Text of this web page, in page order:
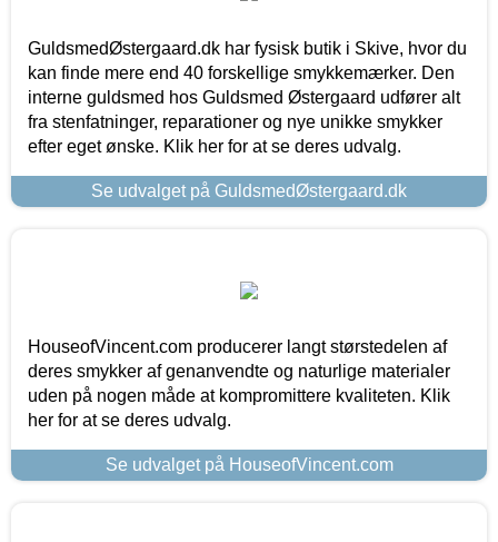
GuldsmedØstergaard.dk har fysisk butik i Skive, hvor du
kan finde mere end 40 forskellige smykkemærker. Den
interne guldsmed hos Guldsmed Østergaard udfører alt
fra stenfatninger, reparationer og nye unikke smykker
efter eget ønske. Klik her for at se deres udvalg.
Se udvalget på GuldsmedØstergaard.dk
HouseofVincent.com producerer langt størstedelen af
deres smykker af genanvendte og naturlige materialer
uden på nogen måde at kompromittere kvaliteten. Klik
her for at se deres udvalg.
Se udvalget på HouseofVincent.com